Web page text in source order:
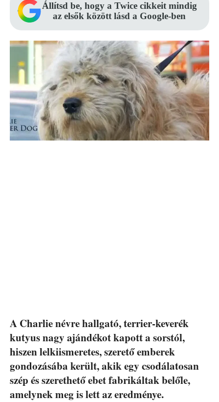
Állítsd be, hogy a Twice cikkeit mindig
az elsők között lásd a Google-ben
A Charlie névre hallgató, terrier-keverék
kutyus nagy ajándékot kapott a sorstól,
hiszen lelkiismeretes, szerető emberek
gondozásába került, akik egy csodálatosan
szép és szerethető ebet fabrikáltak belőle,
amelynek meg is lett az eredménye.